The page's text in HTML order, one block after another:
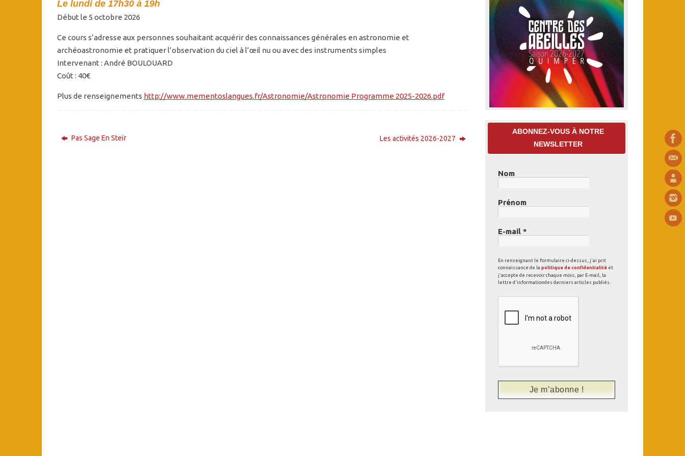
Le lundi de 17h30 à 19h
Début le 5 octobre 2026
Ce cours s’adresse aux personnes souhaitant acquérir des connaissances générales en astronomie et
archéoastronomie et pratiquer l’observation du ciel à l’œil nu ou avec des instruments simples
Intervenant : André BOULOUARD
Coût : 40€
Plus de renseignements http://www.mementoslangues.fr/Astronomie/Astronomie Programme 2025-2026.pdf
Pas Sage En Steïr Les activités 2026-2027
ABONNEZ-VOUS À NOTRE
NEWSLETTER
Nom
Prénom
E-mail *
En renseignant le formulaire ci-dessus, j'ai prit
connaissance de la politique de confidentialité et
j'accepte de recevoir chaque mois, par E-mail, la
lettre d'informationdes derniers articles publiés.